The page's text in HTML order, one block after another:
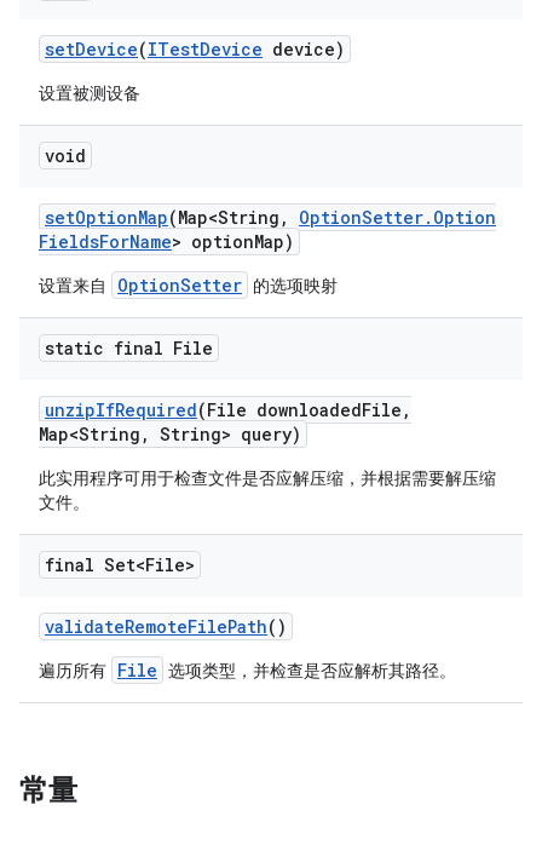
setDevice(ITestDevice device)
设置被测设备
void
setOptionMap(Map<String , OptionSetter. Option
FieldsForName> optionMap)
设置来自 OptionSetter 的选项映射
static final File
unzipIfRequired(File downloadedFile ,
Map<String , String> query)
此实用程序可用于检查文件是否应解压缩，并根据需要解压缩
文件。
final Set<File>
validateRemoteFilePath()
遍历所有 File 选项类型，并检查是否应解析其路径。
常量